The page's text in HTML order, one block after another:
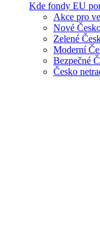
Kde fondy EU
Akce pro
Nové
Zelené
Moderní
Bezpečné
Česko